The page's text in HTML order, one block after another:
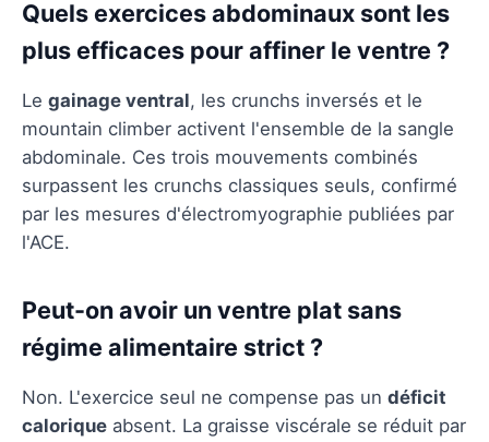
Quels exercices abdominaux sont les
plus efficaces pour affiner le ventre ?
Le gainage ventral, les crunchs inversés et le
mountain climber activent l'ensemble de la sangle
abdominale. Ces trois mouvements combinés
surpassent les crunchs classiques seuls, confirmé
par les mesures d'électromyographie publiées par
l'ACE.
Peut-on avoir un ventre plat sans
régime alimentaire strict ?
Non. L'exercice seul ne compense pas un déficit
calorique absent. La graisse viscérale se réduit par